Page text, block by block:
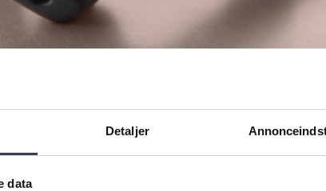
Detaljer
data
nye trådløse hovedtelefoner fra B&O PLAY.
bedste batteri på markedet med op til 5 timers
der både er elegant og brugervenligt, samtidig